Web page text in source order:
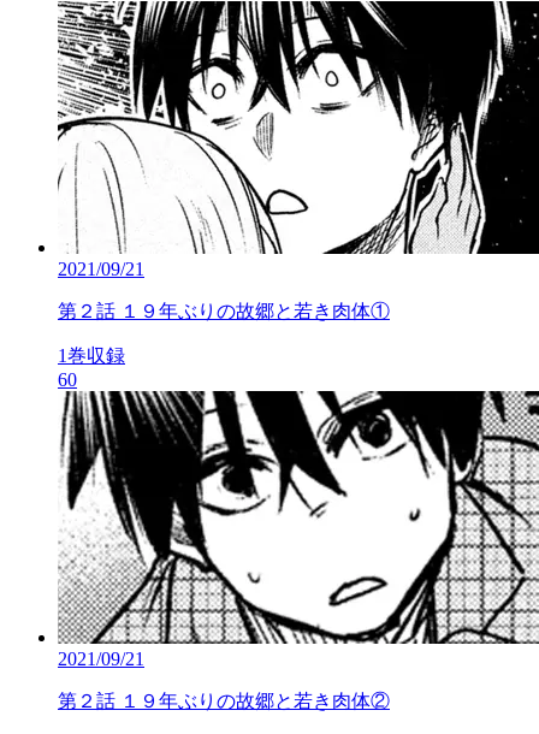
2021/09/21
第２話 １９年ぶりの故郷と若き肉体①
1巻収録
60
2021/09/21
第２話 １９年ぶりの故郷と若き肉体②